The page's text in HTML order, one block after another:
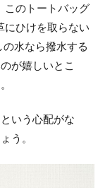
このトートバッグ
にひけを取らない
水なら撥水する
が嬉しいとこ
いう心配がな
う。